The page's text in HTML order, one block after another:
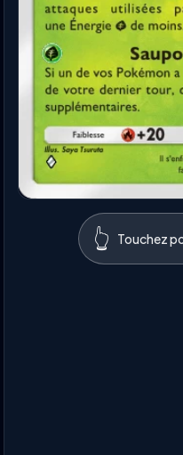
👆 Touchez